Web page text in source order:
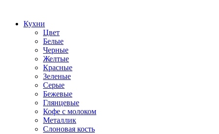
Кухни
Цвет
Белые
Черные
Желтые
Красные
Зеленые
Серые
Бежевые
Глянцевые
Кофе с молоком
Металлик
Слоновая кость